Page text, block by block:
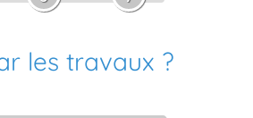
les travaux ?